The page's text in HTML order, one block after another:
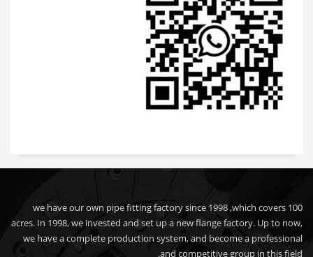
we have our own pipe fitting factory since 1998 ,which covers 100
acres. In 1998, we invested and set up a new flange factory. Up to now,
we have a complete production system, and become a professional
and competitive group in this field.